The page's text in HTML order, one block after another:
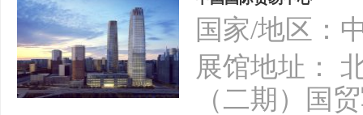
国家/地区：
展馆地址：
（二期）国